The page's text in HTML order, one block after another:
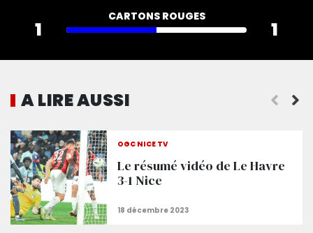
CARTONS ROUGES
1 1
A LIRE AUSSI
OGC NICE TV
Le résumé vidéo de Le Havre
3-1 Nice
Le face à face